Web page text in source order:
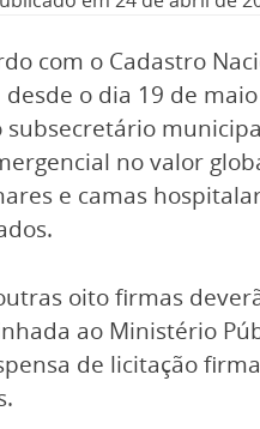
com o Cadastro
o dia 19 de
no valor
e camas
oito firmas
ao Ministério
de licitação